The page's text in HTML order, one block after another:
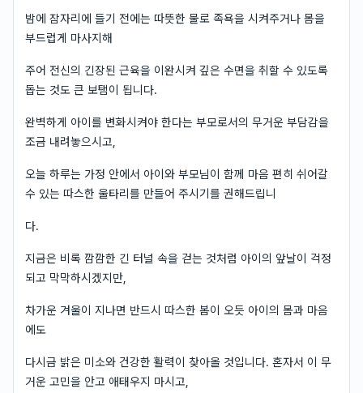
밤에 잠자리에 들기 전에는 따뜻한 물로 족욕을 시켜주거나 몸을
부드럽게 마사지해
주어 전신의 긴장된 근육을 이완시켜 깊은 수면을 취할 수 있도록
돕는 것도 큰 보탬이 됩니다.
완벽하게 아이를 변화시켜야 한다는 부모로서의 무거운 부담감을
조금 내려놓으시고,
오늘 하루는 가정 안에서 아이와 부모님이 함께 마음 편히 쉬어갈
수 있는 따스한 울타리를 만들어 주시기를 권해드립니
다.
지금은 비록 깜깜한 긴 터널 속을 걷는 것처럼 아이의 앞날이 걱정
되고 막막하시겠지만,
차가운 겨울이 지나면 반드시 따스한 봄이 오듯 아이의 몸과 마음
에도
다시금 밝은 미소와 건강한 활력이 찾아올 것입니다. 혼자서 이 무
거운 고민을 안고 애태우지 마시고,